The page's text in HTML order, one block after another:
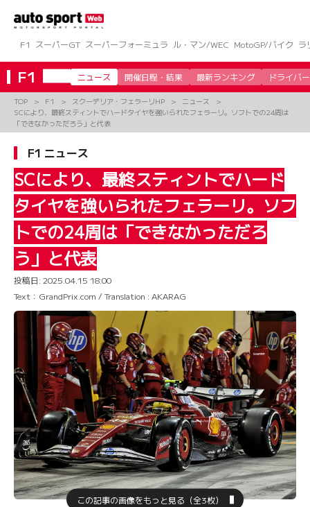
ツ
へ
ス
キ
F1 スーパーGT スーパーフォーミュラ ル・マン/WEC MotoGP/バイク ラ
F1 ニュース 開催日程・結果 最新ランキング ドライバー
TOP F1 スクーデリア・フェラーリHP
ニュース
SCにより、最終スティントでハードタイヤを強いられたフェラーリ。ソフトでの24周は
「できなかっただろう」と代表
F1 ニュース
SCにより、最終スティントでハード
タイヤを強いられたフェラーリ。ソフ
トでの24周は「できなかっただろ
う」と代表
投稿日: 2025.04.15 18:00
Text：GrandPrix.com / Translation : AKARAG
この記事の画像をもっと見る（全3枚）